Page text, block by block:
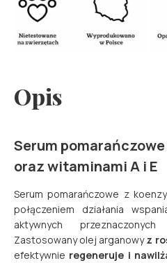
Opis
Serum
oraz witaminami A i E
Serum pomarańczowe z
połączeniem działania
aktywnych
Zastosowany olej arganowyz
efektywnie regeneruje i